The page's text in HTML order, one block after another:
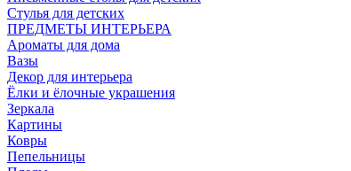
Стулья для детских
ПРЕДМЕТЫ ИНТЕРЬЕРА
Ароматы для дома
Вазы
Декор для интерьера
Ёлки и ёлочные украшения
Зеркала
Картины
Ковры
Пепельницы